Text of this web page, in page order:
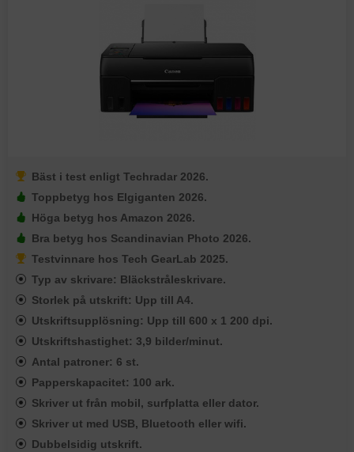
Bäst i test enligt Techradar 2026.
Toppbetyg hos Elgiganten 2026.
Höga betyg hos Amazon 2026.
Bra betyg hos Scandinavian Photo 2026.
Testvinnare hos Tech GearLab 2025.
Typ av skrivare: Bläckstråleskrivare.
Storlek på utskrift: Upp till A4.
Utskriftsupplösning: Upp till 600 x 1 200 dpi.
Utskriftshastighet: 3,9 bilder/minut.
Antal patroner: 6 st.
Papperskapacitet: 100 ark.
Skriver ut från mobil, surfplatta eller dator.
Skriver ut med USB, Bluetooth eller wifi.
Dubbelsidig utskrift.